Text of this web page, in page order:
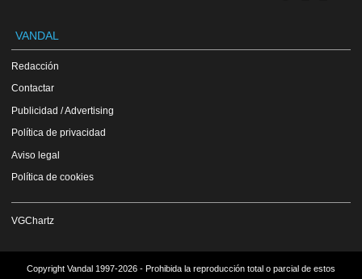
VANDAL
Redacción
Contactar
Publicidad / Advertising
Política de privacidad
Aviso legal
Política de cookies
VGChartz
Copyright Vandal 1997-2026 - Prohibida la reproducción total o parcial de estos